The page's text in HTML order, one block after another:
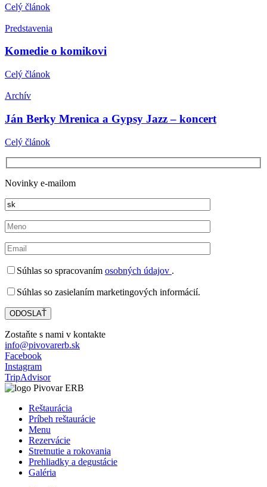
Celý článok
Predstavenia
Komedie o komikovi
Celý článok
Archív
Ján Berky Mrenica a Gypsy Jazz – koncert
Celý článok
Novinky e-mailom
Súhlas so spracovaním osobných údajov .
Súhlas so zasielaním marketingových informácií.
Zostaňte s nami v kontakte
info@pivovarerb.sk
Facebook
Instagram
TripAdvisor
Reštaurácia
Príbeh reštaurácie
Menu
Rezervácie
Stretnutie a rokovania
Prehliadky a degustácie
Galéria